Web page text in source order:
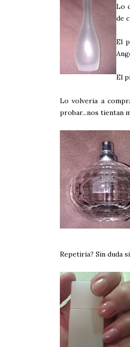
Lo
de
El
El
Lo volveria a
probar...nos tientan
Repetiria? Sin duda